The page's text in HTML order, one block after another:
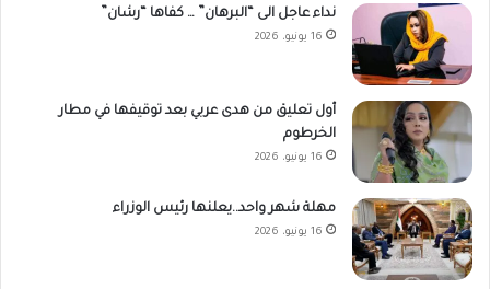
نداء عاجل الى “البرهان” … كفاها “رشان”
16 يونيو، 2026
أول تعليق من هدى عربي بعد توقيفها في مطار
الخرطوم
16 يونيو، 2026
مهلة شهر واحد..يعلنها رئيس الوزراء
16 يونيو، 2026